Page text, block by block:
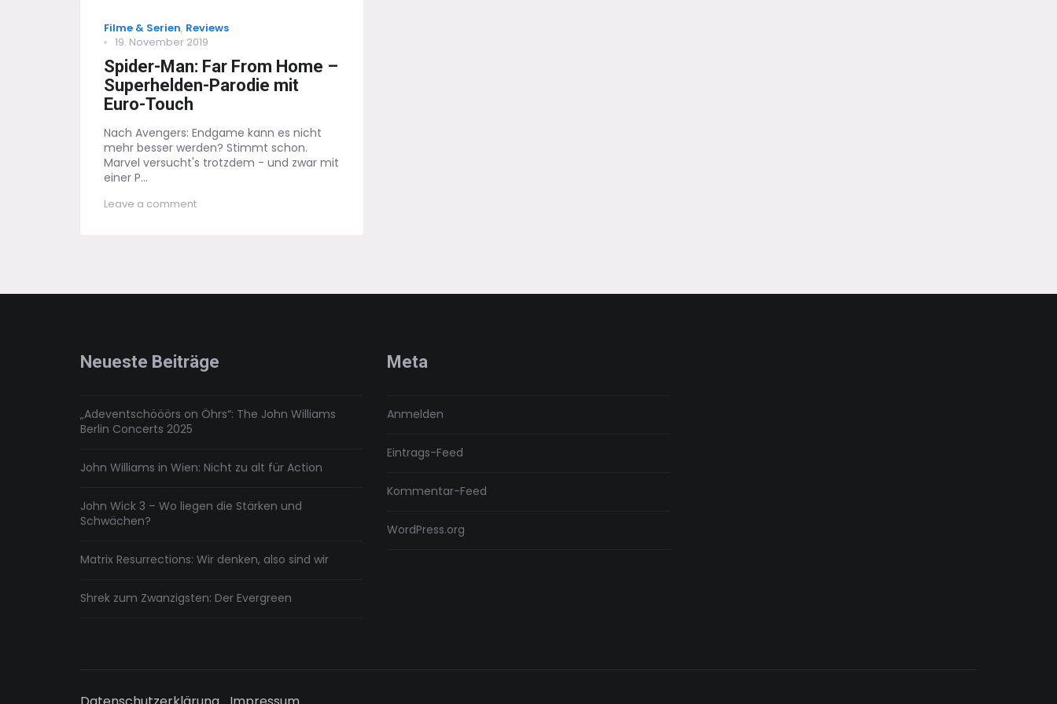
Categories
Filme & Serien, Reviews
Posted
on
19. November 2019
Spider-Man: Far From Home –
Superhelden-Parodie mit
Euro-Touch
Nach Avengers: Endgame kann es nicht
mehr besser werden? Stimmt schon.
Marvel versucht's trotzdem - und zwar mit
einer P...
Leave a commenton
Touch
Neueste Beiträge
„Adeventschööörs on Öhrs“: The John Williams
Berlin Concerts 2025
John Williams in Wien: Nicht zu alt für Action
John Wick 3 – Wo liegen die Stärken und
Schwächen?
Matrix Resurrections: Wir denken, also sind wir
Shrek zum Zwanzigsten: Der Evergreen
Meta
Anmelden
Eintrags-Feed
Kommentar-Feed
WordPress.org